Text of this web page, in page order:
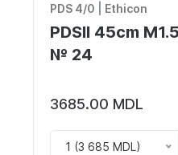
PDS 4/0 Ethicon
PDSII 45cm
№ 24
3685.00 MDL
1 (3 685 MDL)